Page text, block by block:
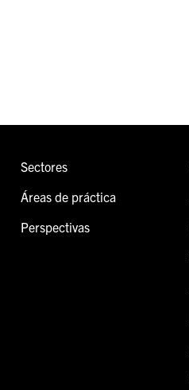
Sectores
Áreas de práctica
Perspectivas